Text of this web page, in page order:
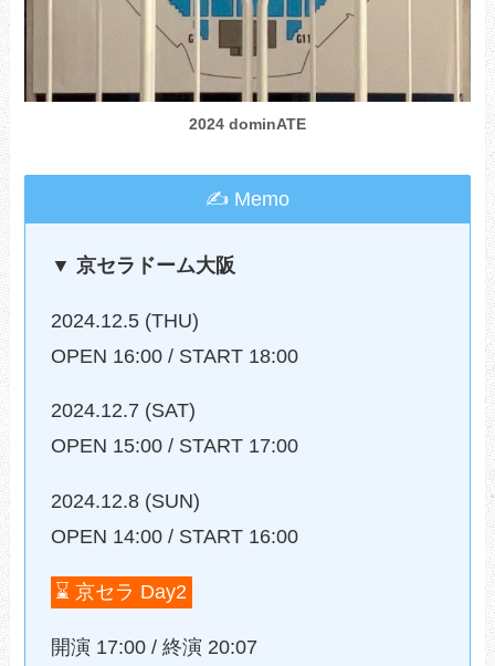
2024 dominATE
✍ Memo
▼ 京セラドーム大阪
2024.12.5 (THU)
OPEN 16:00 / START 18:00
2024.12.7 (SAT)
OPEN 15:00 / START 17:00
2024.12.8 (SUN)
OPEN 14:00 / START 16:00
⌛️ 京セラ Day2
開演 17:00 / 終演 20:07